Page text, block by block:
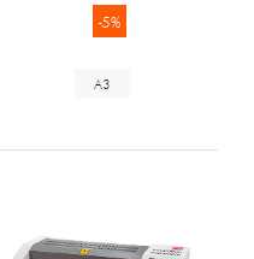
-5%
A3